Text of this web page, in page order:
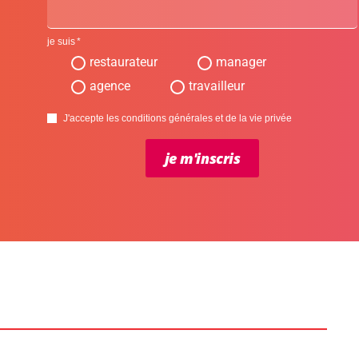
je suis
restaurateur
manager
agence
travailleur
J'accepte les conditions générales et de la vie privée
je m'inscris